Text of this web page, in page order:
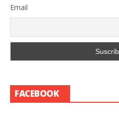
Email
FACEBOOK